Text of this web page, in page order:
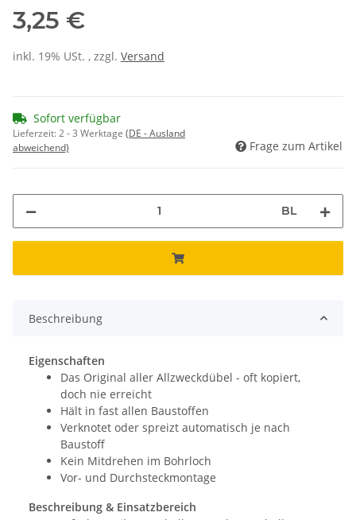
3,25 €
inkl. 19% USt. , zzgl. Versand
Sofort verfügbar
Lieferzeit:2 - 3 Werktage (DE - Ausland
abweichend)
Frage zum Artikel
BL
Beschreibung
Eigenschaften
Das Original aller Allzweckdübel - oft kopiert,
doch nie erreicht
Hält in fast allen Baustoffen
Verknotet oder spreizt automatisch je nach
Baustoff
Kein Mitdrehen im Bohrloch
Vor- und Durchsteckmontage
Beschreibung & Einsatzbereich